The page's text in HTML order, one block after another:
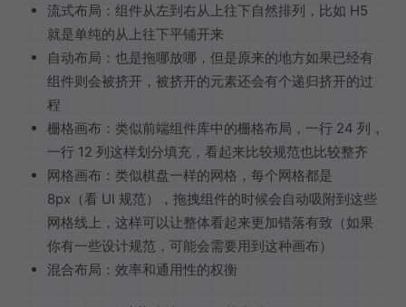
流式布局：组件从左到右从上往下自然排列，比如 H5
就是单纯的从上往下平铺开来
自动布局：也是拖哪放哪，但是原来的地方如果已经有
组件则会被挤开，被挤开的元素还会有个递归挤开的过
程
栅格画布：类似前端组件库中的栅格布局，一行 24 列，
一行 12 列这样划分填充，看起来比较规范也比较整齐
网格画布：类似棋盘一样的网格，每个网格都是
8px（看 UI 规范），拖拽组件的时候会自动吸附到这些
网格线上，这样可以让整体看起来更加错落有致（如果
你有一些设计规范，可能会需要用到这种画布）
混合布局：效率和通用性的权衡